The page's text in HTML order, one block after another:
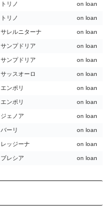
トリノ on loan
トリノ on loan
サレルニターナ on loan
サンプドリア on loan
サンプドリア on loan
サッスオーロ on loan
エンポリ on loan
エンポリ on loan
ジェノア on loan
バーリ on loan
レッジーナ on loan
ブレシア on loan